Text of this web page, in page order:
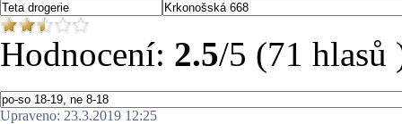
Hodnocení: 2.5/5 (71 hlasů
Upraveno: 23.3.2019 12:25